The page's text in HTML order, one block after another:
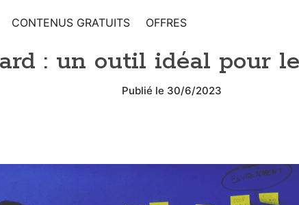
CONTENUS GRATUITS OFFRES
: un outil idéal pour
Publié le 30/6/2023